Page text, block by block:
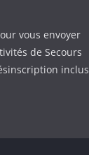
vous envoyer
de Secours
inclus